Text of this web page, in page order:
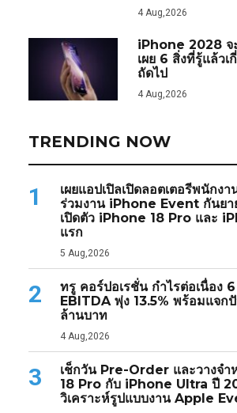
4 Aug,2026
iPhone 2028 จ
เผย 6 สิ่งที่รู้แล้ว
ถัดไป
4 Aug,2026
TRENDING NOW
1
เผยแอปเปิลเปิดลอตเตอรีพนักง
ร่วมงาน iPhone Event กันย
เปิดตัว iPhone 18 Pro และ
แรก
5 Aug,2026
2
ทรู คอร์ปอเรชั่น กำไรต่อเนื่อง
EBITDA พุ่ง 13.5% พร้อมแจก
ล้านบาท
4 Aug,2026
3
เช็กวัน Pre-Order และวางจ
18 Pro กับ iPhone Ultra ปี
วิเคราะห์รูปแบบงาน Apple